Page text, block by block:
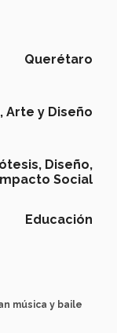
Querétaro
y Diseño
Diseño,
Social
Educación
música y baile